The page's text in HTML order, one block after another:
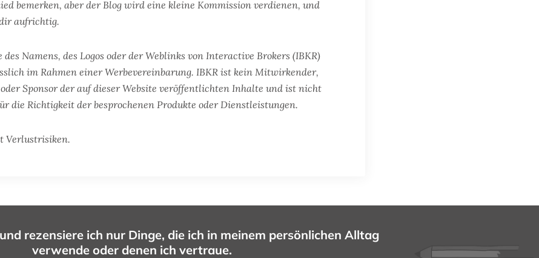
bemerken, aber der Blog wird eine kleine Kommission verdienen, und
aufrichtig.
Namens, des Logos oder der Weblinks von Interactive Brokers (IBKR)
im Rahmen einer Werbevereinbarung. IBKR ist kein Mitwirkender,
Sponsor der auf dieser Website veröffentlichten Inhalte und ist nicht
die Richtigkeit der besprochenen Produkte oder Dienstleistungen.
Verlustrisiken.
rezensiere ich nur Dinge, die ich in meinem persönlichen Alltag
verwende oder denen ich vertraue.